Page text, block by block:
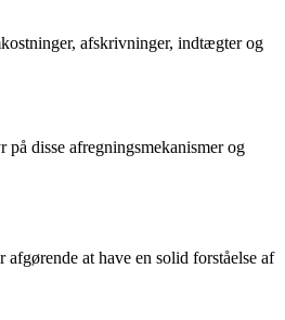
afskrivninger, indtægter og
disse afregningsmekanismer og
at have en solid forståelse af